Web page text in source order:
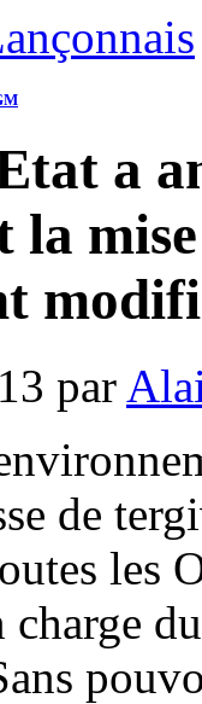
a
par
de
les